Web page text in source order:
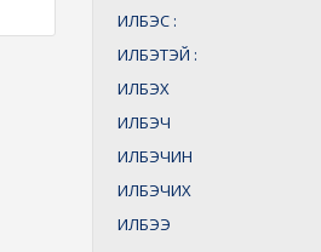
ИЛБЭС :
ИЛБЭТЭЙ :
ИЛБЭХ
ИЛБЭЧ
ИЛБЭЧИН
ИЛБЭЧИХ
ИЛБЭЭ